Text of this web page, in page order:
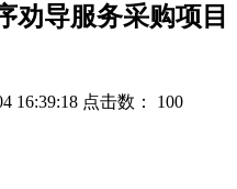
劝导服务采购项目
16:39:18 点击数： 100